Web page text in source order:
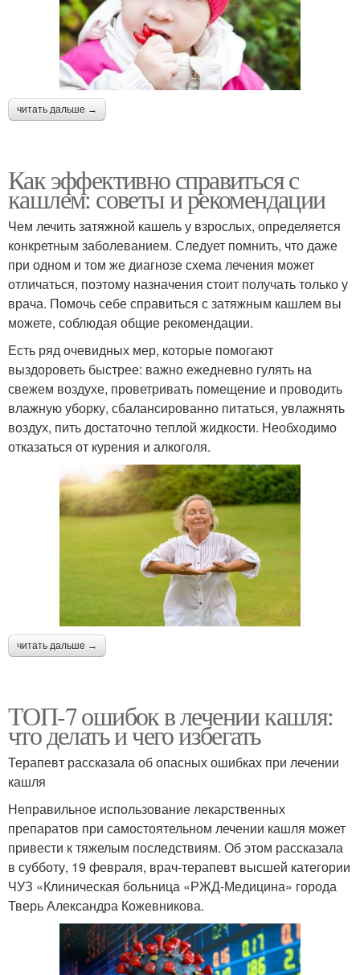
читать дальше →
Как эффективно справиться с
кашлем: советы и рекомендации
Чем лечить затяжной кашель у взрослых, определяется
конкретным заболеванием. Следует помнить, что даже
при одном и том же диагнозе схема лечения может
отличаться, поэтому назначения стоит получать только у
врача. Помочь себе справиться с затяжным кашлем вы
можете, соблюдая общие рекомендации.
Есть ряд очевидных мер, которые помогают
выздороветь быстрее: важно ежедневно гулять на
свежем воздухе, проветривать помещение и проводить
влажную уборку, сбалансированно питаться, увлажнять
воздух, пить достаточно теплой жидкости. Необходимо
отказаться от курения и алкоголя.
читать дальше →
ТОП-7 ошибок в лечении кашля:
что делать и чего избегать
Терапевт рассказала об опасных ошибках при лечении
кашля
Неправильное использование лекарственных
препаратов при самостоятельном лечении кашля может
привести к тяжелым последствиям. Об этом рассказала
в субботу, 19 февраля, врач-терапевт высшей категории
ЧУЗ «Клиническая больница «РЖД-Медицина» города
Тверь Александра Кожевникова.